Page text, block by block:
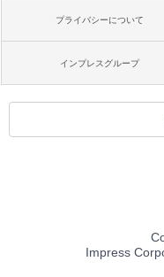
プライバシーについて
インプレスグループ
Impress